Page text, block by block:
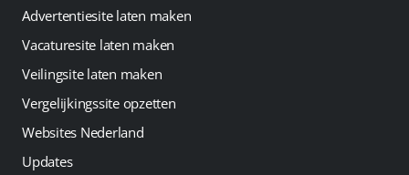
Advertentiesite laten maken
Vacaturesite laten maken
Veilingsite laten maken
Vergelijkingssite opzetten
Websites Nederland
Updates